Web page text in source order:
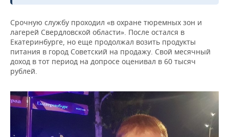
Срочную службу проходил «в охране тюремных зон и
лагерей Свердловской области». После остался в
Екатеринбурге, но еще продолжал возить продукты
питания в город Советский на продажу. Свой месячный
доход в тот период на допросе оценивал в 60 тысяч
рублей.